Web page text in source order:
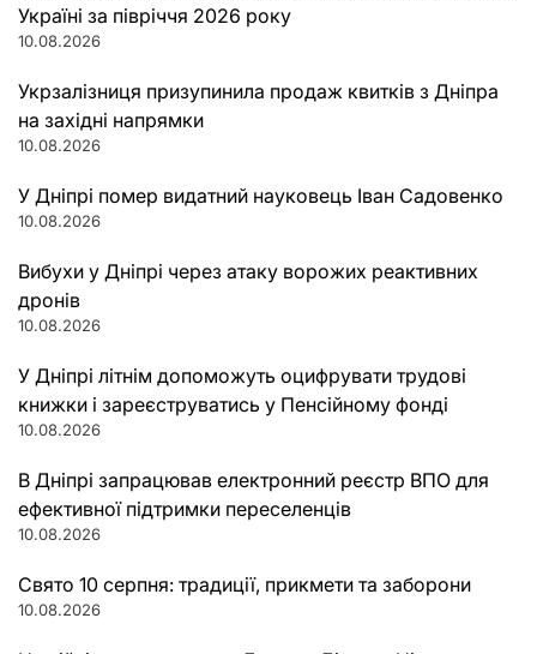
Україні за півріччя 2026 року
10.08.2026
Укрзалізниця призупинила продаж квитків з Дніпра
на західні напрямки
10.08.2026
У Дніпрі помер видатний науковець Іван Садовенко
10.08.2026
Вибухи у Дніпрі через атаку ворожих реактивних
дронів
10.08.2026
У Дніпрі літнім допоможуть оцифрувати трудові
книжки і зареєструватись у Пенсійному фонді
10.08.2026
В Дніпрі запрацював електронний реєстр ВПО для
ефективної підтримки переселенців
10.08.2026
Свято 10 серпня: традиції, прикмети та заборони
10.08.2026